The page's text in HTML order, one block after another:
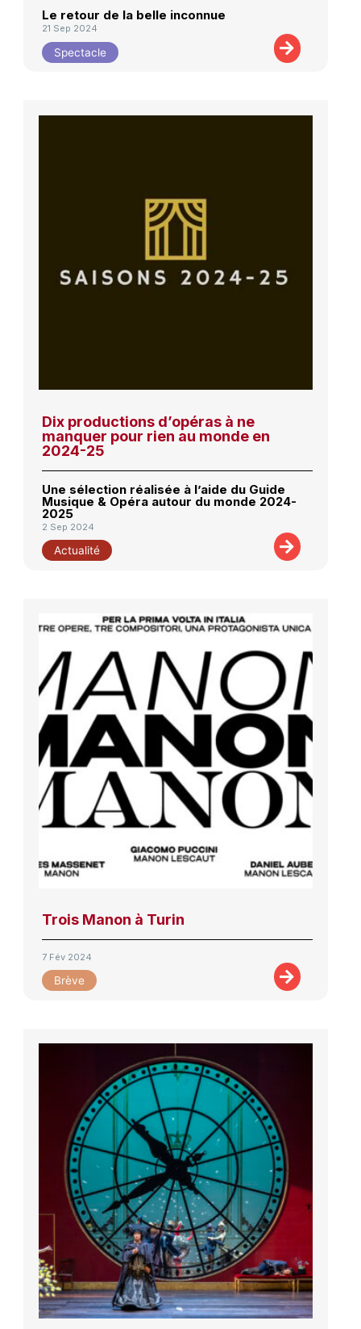
Le retour de la belle inconnue
21 Sep 2024
Spectacle
Dix productions d’opéras à ne
manquer pour rien au monde en
2024-25
Une sélection réalisée à l’aide du Guide
Musique & Opéra autour du monde 2024-
2025
2 Sep 2024
Actualité
Trois Manon à Turin
7 Fév 2024
Brève